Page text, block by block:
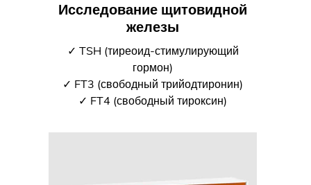
Исследование щитовидной
железы
✓ TSH (тиреоид-стимулирующий
гормон)
✓ FT3 (свободный трийодтиронин)
✓ FT4 (свободный тироксин)